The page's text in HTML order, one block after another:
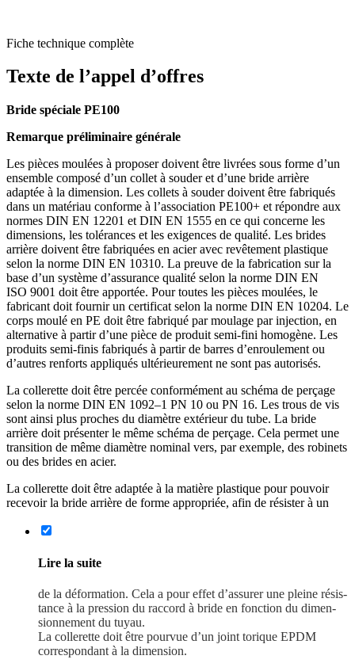
Fiche technique complète
Texte de l’appel d’offres
Bride spéciale PE100
Remarque préli­mi­naire générale
Les pièces moulées à proposer doivent être livrées sous forme d’un
ensemble composé d’un collet à souder et d’une bride arrière
adaptée à la dimension. Les collets à souder doivent être fabriqués
dans un matériau conforme à l’asso­ciation PE100+ et répondre aux
normes DIN EN 12201 et DIN EN 1555 en ce qui concerne les
dimen­sions, les tolérances et les exigences de qualité. Les brides
arrière doivent être fabri­quées en acier avec revêtement plastique
selon la norme DIN EN 10310. La preuve de la fabri­cation sur la
base d’un système d’assu­rance qualité selon la norme DIN EN
ISO 9001 doit être apportée. Pour toutes les pièces moulées, le
fabricant doit fournir un certi­ficat selon la norme DIN EN 10204. Le
corps moulé en PE doit être fabriqué par moulage par injection, en
alter­native à partir d’une pièce de produit semi-fini homogène. Les
produits semi-finis fabriqués à partir de barres d’enrou­lement ou
d’autres renforts appliqués ultérieu­rement ne sont pas autorisés.
La colle­rette doit être percée confor­mément au schéma de perçage
selon la norme DIN EN 1092–1 PN 10 ou PN 16. Les trous de vis
sont ainsi plus proches du diamètre extérieur du tube. La bride
arrière doit présenter le même schéma de perçage. Cela permet une
transition de même diamètre nominal vers, par exemple, des robinets
ou des brides en acier.
La colle­rette doit être adaptée à la matière plastique pour pouvoir
recevoir la bride arrière de forme appro­priée, afin de résister à un
Lire la suite
de la défor­mation. Cela a pour effet d’assurer une pleine résis­
tance à la pression du raccord à bride en fonction du dimen­
sion­nement du tuyau.
La colle­rette doit être pourvue d’un joint torique EPDM
corres­pondant à la dimension.